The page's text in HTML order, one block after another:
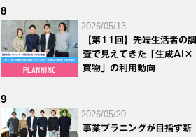
8
2026/05/13
【第11回】先端生活者の調
査で見えてきた「生成AI×
買物」の利用動向
9
2026/05/20
事業プラニングが目指す新